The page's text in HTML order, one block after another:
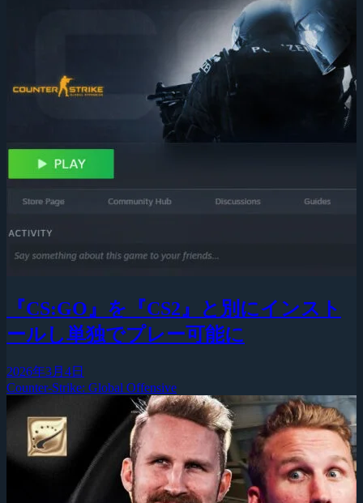
『CS:GO』を『CS2』と別にインスト
ールし単独でプレー可能に
2026年3月4日
Counter-Strike: Global Offensive